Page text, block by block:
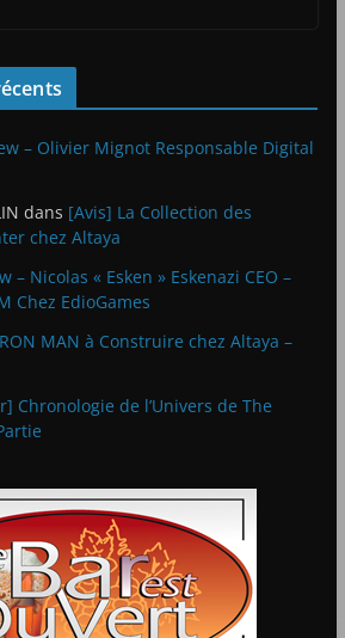
– Olivier Mignot Responsable Digital
dans [Avis] La Collection des
chez Altaya
– Nicolas « Esken » Eskenazi CEO –
Chez EdioGames
MAN à Construire chez Altaya –
Chronologie de l’Univers de The